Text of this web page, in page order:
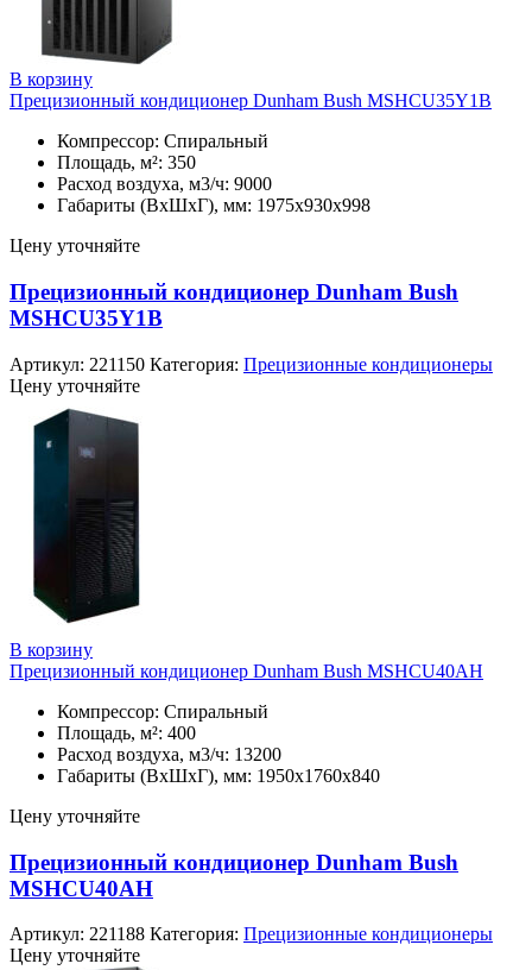
В корзину
Прецизионный кондиционер Dunham Bush MSHCU35Y1B
Компрессор: Спиральный
Площадь, м²: 350
Расход воздуха, м3/ч: 9000
Габариты (ВхШхГ), мм: 1975х930х998
Цену уточняйте
Прецизионный кондиционер Dunham Bush
MSHCU35Y1B
Артикул: 221150 Категория: Прецизионные кондиционеры
Цену уточняйте
В корзину
Прецизионный кондиционер Dunham Bush MSHCU40AH
Компрессор: Спиральный
Площадь, м²: 400
Расход воздуха, м3/ч: 13200
Габариты (ВхШхГ), мм: 1950х1760х840
Цену уточняйте
Прецизионный кондиционер Dunham Bush
MSHCU40AH
Артикул: 221188 Категория: Прецизионные кондиционеры
Цену уточняйте